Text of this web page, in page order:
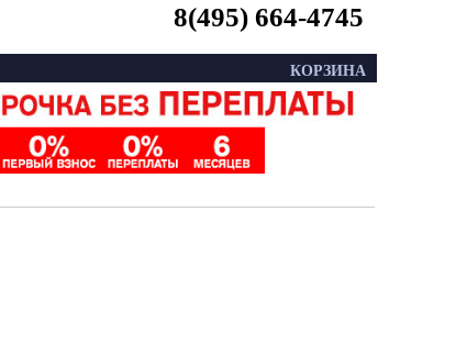
8(495) 664-4745
КОРЗИНА